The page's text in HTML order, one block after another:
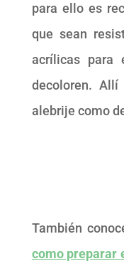
para ello es
que sean
acrílicas para
decoloren.
alebrije como
También
como preparar